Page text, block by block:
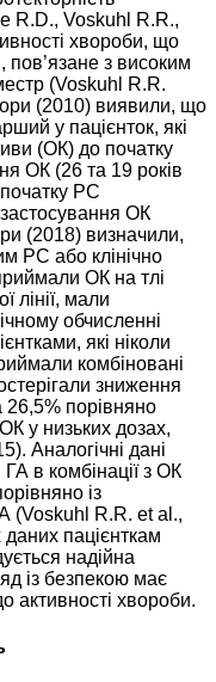
R.D., Voskuhl R.R.,
хвороби, що
пов’язане з високим
(Voskuhl R.R.
(2010) виявили, що
у пацієнток, які
(ОК) до початку
ОК (26 та 19 років
початку РС
ОК
(2018) визначили,
РС або клінічно
ОК на тлі
лінії, мали
обчисленні
які ніколи
комбіновані
зниження
порівняно
у низьких дозах,
Аналогічні дані
в комбінації з ОК
із
(Voskuhl R.R. et al.,
пацієнткам
надійна
із безпекою має
активності хвороби.